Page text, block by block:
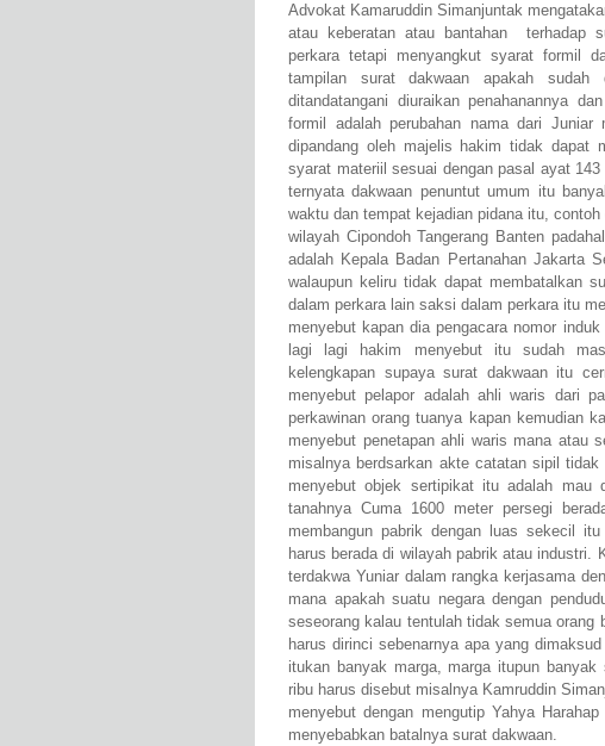
Advokat Kamaruddin Simanjuntak
atau keberatan atau bantahan terhadap
perkara tetapi menyangkut syarat formil
tampilan surat dakwaan apakah
ditandatangani diuraikan penahanannya
formil adalah perubahan nama dari Juniar
dipandang oleh majelis hakim tidak dapat
syarat materiil sesuai dengan pasal ayat
ternyata dakwaan penuntut umum itu
waktu dan tempat kejadian pidana itu,
wilayah Cipondoh Tangerang Banten
adalah Kepala Badan Pertanahan Jakarta
walaupun keliru tidak dapat membatalkan
dalam perkara lain saksi dalam perkara itu
menyebut kapan dia pengacara nomor
lagi lagi hakim menyebut itu sudah
kelengkapan supaya surat dakwaan itu
menyebut pelapor adalah ahli waris dari
perkawinan orang tuanya kapan kemudian
menyebut penetapan ahli waris mana atau
misalnya berdsarkan akte catatan sipil
menyebut objek sertipikat itu adalah mau
tanahnya Cuma 1600 meter persegi
membangun pabrik dengan luas sekecil
harus berada di wilayah pabrik atau
terdakwa Yuniar dalam rangka kerjasama
mana apakah suatu negara dengan
seseorang kalau tentulah tidak semua orang
harus dirinci sebenarnya apa yang
itukan banyak marga, marga itupun
ribu harus disebut misalnya Kamruddin
menyebut dengan mengutip Yahya
menyebabkan batalnya surat dakwaan.